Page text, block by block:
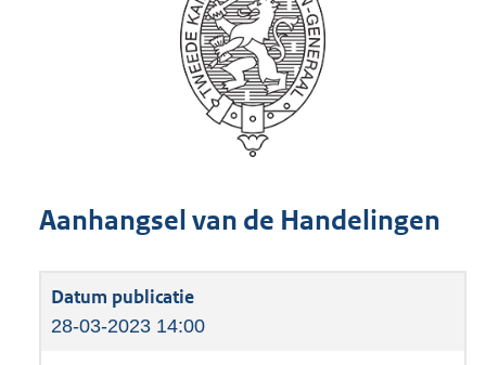
Aanhangsel van de Handelingen
28-03-2023 14:00